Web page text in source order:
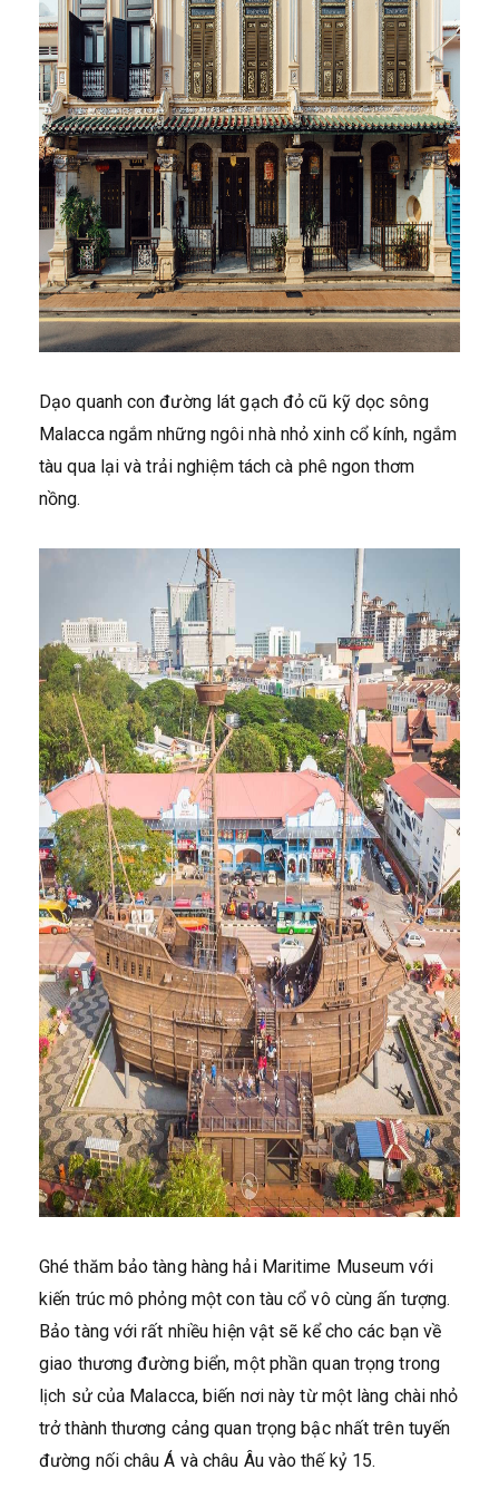
Dạo quanh con đường lát gạch đỏ cũ kỹ dọc sông
Malacca ngắm những ngôi nhà nhỏ xinh cổ kính, ngắm
tàu qua lại và trải nghiệm tách cà phê ngon thơm
nồng.
Ghé thăm bảo tàng hàng hải Maritime Museum với
kiến trúc mô phỏng một con tàu cổ vô cùng ấn tượng.
Bảo tàng với rất nhiều hiện vật sẽ kể cho các bạn về
giao thương đường biển, một phần quan trọng trong
lịch sử của Malacca, biến nơi này từ một làng chài nhỏ
trở thành thương cảng quan trọng bậc nhất trên tuyến
đường nối châu Á và châu Âu vào thế kỷ 15.